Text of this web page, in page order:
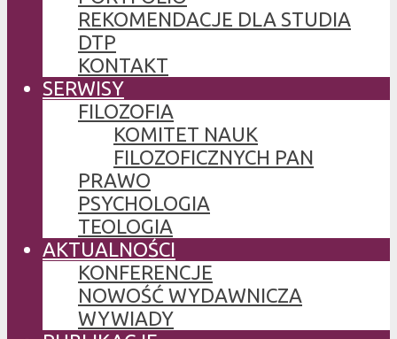
REKOMENDACJE DLA STUDIA
DTP
KONTAKT
SERWISY
FILOZOFIA
KOMITET NAUK
FILOZOFICZNYCH PAN
PRAWO
PSYCHOLOGIA
TEOLOGIA
AKTUALNOŚCI
KONFERENCJE
NOWOŚĆ WYDAWNICZA
WYWIADY